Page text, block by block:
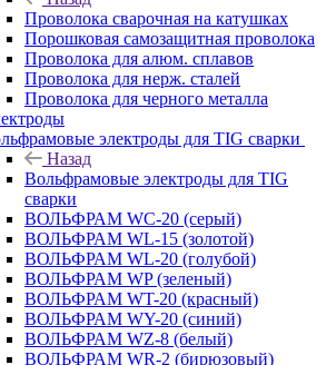
Проволока сварочная на катушках
Порошковая самозащитная проволока
Проволока для алюм. сплавов
Проволока для нерж. сталей
Проволока для черного металла
электроды для TIG сварки
Назад
Вольфрамовые электроды для TIG
сварки
ВОЛЬФРАМ WC-20 (серый)
ВОЛЬФРАМ WL-15 (золотой)
ВОЛЬФРАМ WL-20 (голубой)
ВОЛЬФРАМ WP (зеленый)
ВОЛЬФРАМ WT-20 (красный)
ВОЛЬФРАМ WY-20 (синий)
ВОЛЬФРАМ WZ-8 (белый)
ВОЛЬФРАМ WR-2 (бирюзовый)